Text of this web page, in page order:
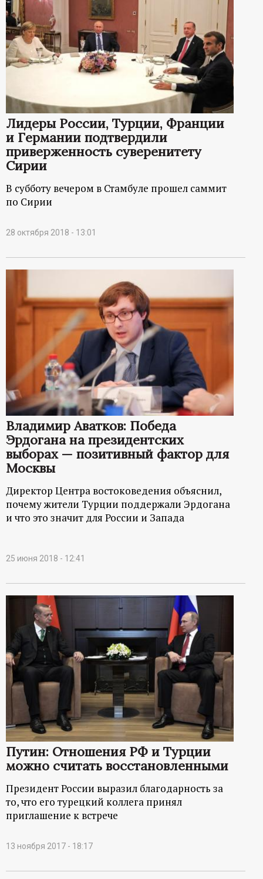
й
п
о
р
т
а
л
Лидеры России, Турции, Франции
и Германии подтвердили
приверженность суверенитету
Сирии
В субботу вечером в Стамбуле прошел саммит
по Сирии
28 октября 2018 - 13:01
Владимир Аватков: Победа
Эрдогана на президентских
выборах — позитивный фактор для
Москвы
Директор Центра востоковедения объяснил,
почему жители Турции поддержали Эрдогана
и что это значит для России и Запада
25 июня 2018 - 12:41
Путин: Отношения РФ и Турции
можно считать восстановленными
Президент России выразил благодарность за
то, что его турецкий коллега принял
приглашение к встрече
13 ноября 2017 - 18:17